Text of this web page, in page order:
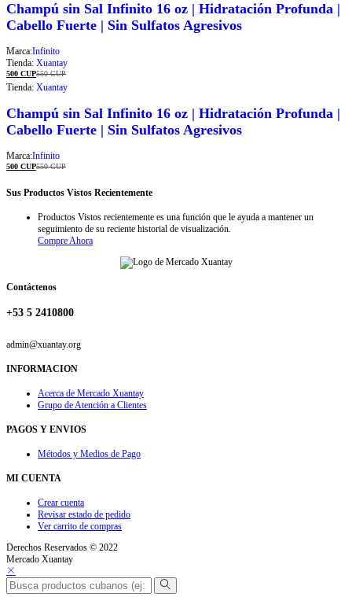
Champú sin Sal Infinito 16 oz | Hidratación Profunda |
Cabello Fuerte | Sin Sulfatos Agresivos
Marca:Infinito
Tienda: Xuantay
500 CUP550CUP
Tienda: Xuantay
Champú sin Sal Infinito 16 oz | Hidratación Profunda |
Cabello Fuerte | Sin Sulfatos Agresivos
Marca:Infinito
500 CUP550CUP
Sus Productos Vistos Recientemente
Productos Vistos recientemente es una función que le ayuda a mantener un
seguimiento de su reciente historial de visualización.
Compre Ahora
Contáctenos
+53 5 2410800
admin@xuantay.org
INFORMACION
Acerca de Mercado Xuantay
Grupo de Atención a Clientes
PAGOS Y ENVIOS
Métodos y Medios de Pago
MI CUENTA
Crear cuenta
Revisar estado de pedido
Ver carrito de compras
Derechos Reservados © 2022
Mercado Xuantay